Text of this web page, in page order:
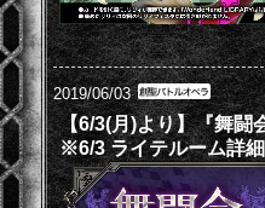
2019/06/03
【6/3(月)より】『舞闘
※6/3 ライテルーム詳